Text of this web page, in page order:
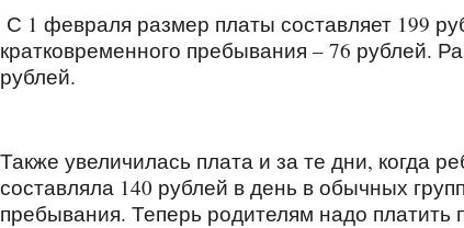
С 1 февраля размер платы составляет 199
кратковременного пребывания – 76 рублей.
рублей.
Также увеличилась плата и за те дни, когда
составляла 140 рублей в день в обычных
пребывания. Теперь родителям надо платить